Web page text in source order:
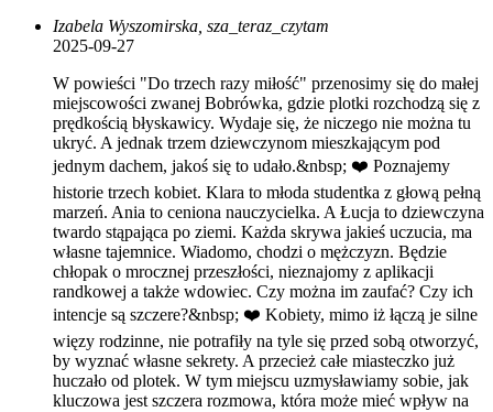
Izabela Wyszomirska, sza_teraz_czytam
2025-09-27
W powieści "Do trzech razy miłość" przenosimy się do małej
miejscowości zwanej Bobrówka, gdzie plotki rozchodzą się z
prędkością błyskawicy. Wydaje się, że niczego nie można tu
ukryć. A jednak trzem dziewczynom mieszkającym pod
jednym dachem, jakoś się to udało.&nbsp; ❤️ Poznajemy
historie trzech kobiet. Klara to młoda studentka z głową pełną
marzeń. Ania to ceniona nauczycielka. A Łucja to dziewczyna
twardo stąpająca po ziemi. Każda skrywa jakieś uczucia, ma
własne tajemnice. Wiadomo, chodzi o mężczyzn. Będzie
chłopak o mrocznej przeszłości, nieznajomy z aplikacji
randkowej a także wdowiec. Czy można im zaufać? Czy ich
intencje są szczere?&nbsp; ❤️ Kobiety, mimo iż łączą je silne
więzy rodzinne, nie potrafiły na tyle się przed sobą otworzyć,
by wyznać własne sekrety. A przecież całe miasteczko już
huczało od plotek. W tym miejscu uzmysławiamy sobie, jak
kluczowa jest szczera rozmowa, która może mieć wpływ na